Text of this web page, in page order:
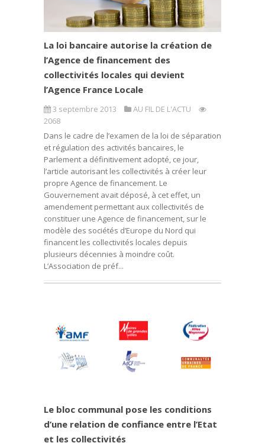
La loi bancaire autorise la création de
l’Agence de financement des
collectivités locales qui devient
l’Agence France Locale
3 septembre 2013
AU FIL DE L'ACTU
2068
Dans le cadre de l’examen de la loi de séparation
et régulation des activités bancaires, le
Parlement a définitivement adopté, ce jour,
l’article autorisant les collectivités à créer leur
propre Agence de financement. Le
Gouvernement avait déposé, à cet effet, un
amendement permettant aux collectivités de
constituer une Agence de financement, sur le
modèle des sociétés d’Europe du Nord qui
financent les collectivités locales depuis
plusieurs décennies à moindre coût.
L’Association de préf...
Le bloc communal pose les conditions
d’une relation de confiance entre l’Etat
et les collectivités